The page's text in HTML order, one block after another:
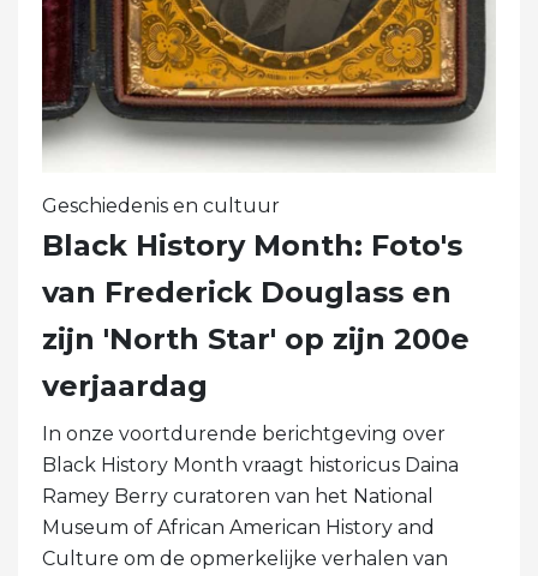
Geschiedenis en cultuur
Black History Month: Foto's
van Frederick Douglass en
zijn 'North Star' op zijn 200e
verjaardag
In onze voortdurende berichtgeving over
Black History Month vraagt ​​historicus Daina
Ramey Berry curatoren van het National
Museum of African American History and
Culture om de opmerkelijke verhalen van